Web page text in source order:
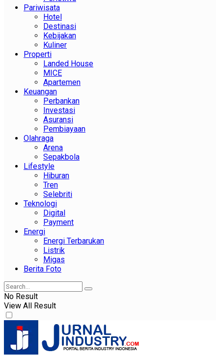
Pariwisata
Hotel
Destinasi
Kebijakan
Kuliner
Properti
Landed House
MICE
Apartemen
Keuangan
Perbankan
Investasi
Asuransi
Pembiayaan
Olahraga
Arena
Sepakbola
Lifestyle
Hiburan
Tren
Selebriti
Teknologi
Digital
Payment
Energi
Energi Terbarukan
Listrik
Migas
Berita Foto
No Result
View All Result